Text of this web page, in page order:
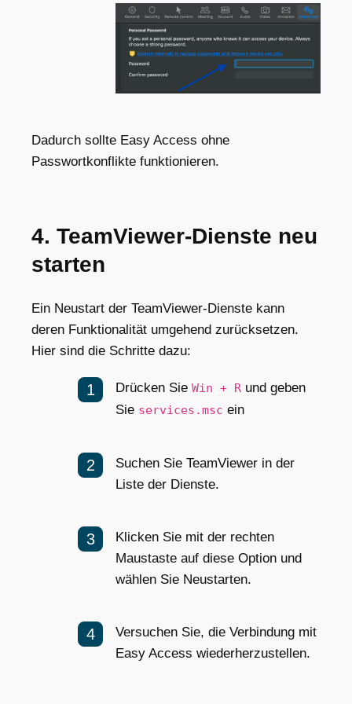
Dadurch sollte Easy Access ohne
Passwortkonflikte funktionieren.
4. TeamViewer-Dienste neu
starten
Ein Neustart der TeamViewer-Dienste kann
deren Funktionalität umgehend zurücksetzen.
Hier sind die Schritte dazu:
Drücken Sie Win + R und geben
Sie services.msc ein
Suchen Sie TeamViewer in der
Liste der Dienste.
Klicken Sie mit der rechten
Maustaste auf diese Option und
wählen Sie Neustarten.
Versuchen Sie, die Verbindung mit
Easy Access wiederherzustellen.